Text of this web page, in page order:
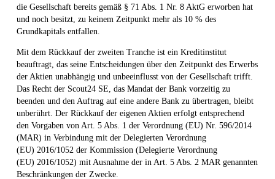
die Gesellschaft bereits gemäß § 71 Abs. 1 Nr. 8 AktG erworben hat
und noch besitzt, zu keinem Zeitpunkt mehr als 10 % des
Grundkapitals entfallen.
Mit dem Rückkauf der zweiten Tranche ist ein Kreditinstitut
beauftragt, das seine Entscheidungen über den Zeitpunkt des Erwerbs
der Aktien unabhängig und unbeeinflusst von der Gesellschaft trifft.
Das Recht der Scout24 SE, das Mandat der Bank vorzeitig zu
beenden und den Auftrag auf eine andere Bank zu übertragen, bleibt
unberührt. Der Rückkauf der eigenen Aktien erfolgt entsprechend
den Vorgaben von Art. 5 Abs. 1 der Verordnung (EU) Nr. 596/2014
(MAR) in Verbindung mit der Delegierten Verordnung
(EU) 2016/1052 der Kommission (Delegierte Verordnung
(EU) 2016/1052) mit Ausnahme der in Art. 5 Abs. 2 MAR genannten
Beschränkungen der Zwecke.